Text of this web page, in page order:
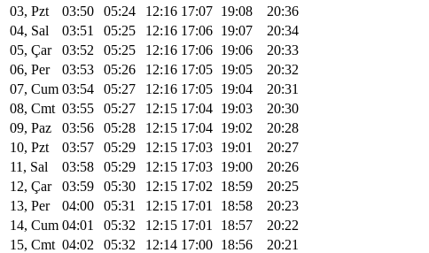
03, Pzt
03:50 05:24 12:16 17:07 19:08
20:36
04, Sal
03:51 05:25 12:16 17:06 19:07
20:34
05, Çar
03:52 05:25 12:16 17:06 19:06
20:33
06, Per
03:53 05:26 12:16 17:05 19:05
20:32
07, Cum 03:54 05:27 12:16 17:05 19:04
20:31
08, Cmt 03:55 05:27 12:15 17:04 19:03
20:30
09, Paz
03:56 05:28 12:15 17:04 19:02
20:28
10, Pzt
03:57 05:29 12:15 17:03 19:01
20:27
11, Sal
03:58 05:29 12:15 17:03 19:00
20:26
12, Çar
03:59 05:30 12:15 17:02 18:59
20:25
13, Per
04:00 05:31 12:15 17:01 18:58
20:23
14, Cum 04:01 05:32 12:15 17:01 18:57
20:22
15, Cmt 04:02 05:32 12:14 17:00 18:56
20:21